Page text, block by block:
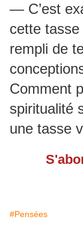
— C’est
cette
rempli de
Comment
spiritualité
une tasse
#Pensées